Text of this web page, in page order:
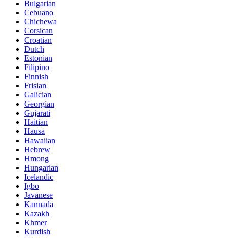
Bulgarian
Cebuano
Chichewa
Corsican
Croatian
Dutch
Estonian
Filipino
Finnish
Frisian
Galician
Georgian
Gujarati
Haitian
Hausa
Hawaiian
Hebrew
Hmong
Hungarian
Icelandic
Igbo
Javanese
Kannada
Kazakh
Khmer
Kurdish